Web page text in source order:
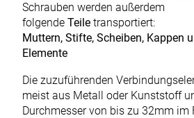
Schrauben werden außerdem
folgende Teiletransportiert:
Muttern, Stifte, Scheiben, Kappen
Elemente
Die zuzuführenden
meist aus Metall oder Kunststoff
Durchmesser von bis zu 32mm im